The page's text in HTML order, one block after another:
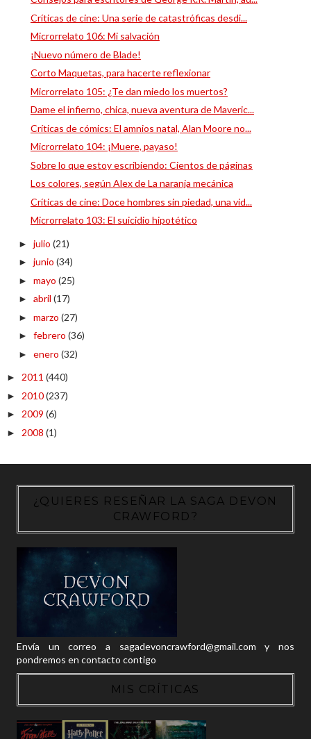
Críticas de cine: Una serie de catastróficas desdi...
Microrrelato 106: Mi salvación
¡Nuevo número de Blade!
Corto Maquetas, para hacerte reflexionar
Microrrelato 105: ¿Te dan miedo los muertos?
Dame el infierno, chica, nueva aventura de Maveric...
Críticas de cómics: El amnios natal, Alan Moore no...
Microrrelato 104: ¡Muere, payaso!
Sobre lo que estoy escribiendo: Cientos de páginas
Los colores, según Alex de La naranja mecánica
Críticas de cine: Doce hombres sin piedad, una vid...
Microrrelato 103: El suicidio hipotético
► julio (21)
► junio (34)
► mayo (25)
► abril (17)
► marzo (27)
► febrero (36)
► enero (32)
► 2011 (440)
► 2010(237)
► 2009 (6)
► 2008 (1)
¿QUIERES RESEÑAR LA SAGA DEVON
CRAWFORD?
Envía un correo a sagadevoncrawford@gmail.com y nos
pondremos en contacto contigo
MIS CRÍTICAS